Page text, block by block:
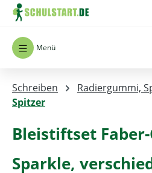
Zum Hauptinhalt springen
Menü
Schreiben
Radiergummi,
Spitzer
Bleistiftset
Sparkle,